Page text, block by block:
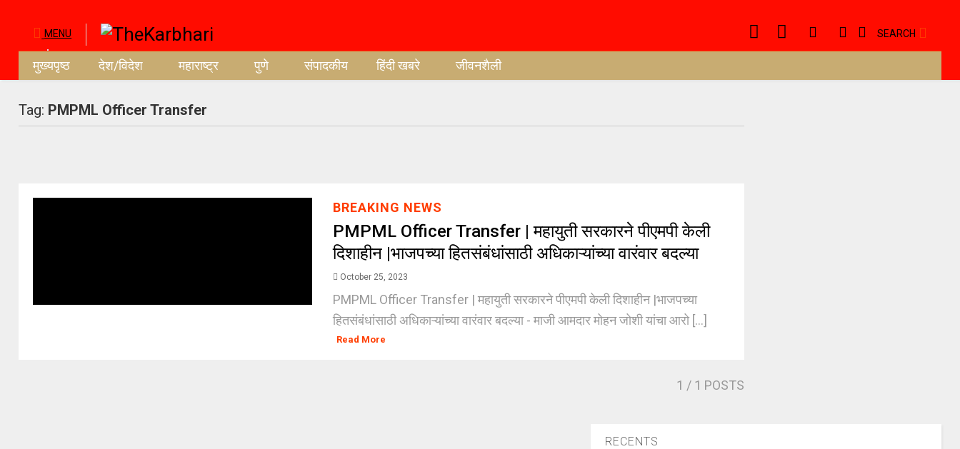
MENU SEARCH
मुख्यपृष्ठ देश/विदेश महाराष्ट्र पुणे संपादकीय हिंदी खबरे जीवनशैली
Tag: PMPML Officer Transfer
BREAKING NEWS
PMPML Officer Transfer | महायुती सरकारने पीएमपी केली
दिशाहीन |भाजपच्या हितसंबंधांसाठी अधिकाऱ्यांच्या वारंवार बदल्या
October 25, 2023
PMPML Officer Transfer | महायुती सरकारने पीएमपी केली दिशाहीन |भाजपच्या
हितसंबंधांसाठी अधिकाऱ्यांच्या वारंवार बदल्या - माजी आमदार मोहन जोशी यांचा आरो [...]
Read More
1 / 1 POSTS
RECENTS